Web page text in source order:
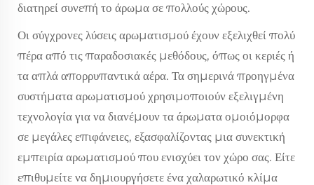
διατηρεί συνεπή το άρωμα σε πολλούς χώρους.
Οι σύγχρονες λύσεις αρωματισμού έχουν εξελιχθεί πολύ
πέρα από τις παραδοσιακές μεθόδους, όπως οι κεριές ή
τα απλά απορρυπαντικά αέρα. Τα σημερινά προηγμένα
συστήματα αρωματισμού χρησιμοποιούν εξελιγμένη
τεχνολογία για να διανέμουν τα άρωματα ομοιόμορφα
σε μεγάλες επιφάνειες, εξασφαλίζοντας μια συνεκτική
εμπειρία αρωματισμού που ενισχύει τον χώρο σας. Είτε
επιθυμείτε να δημιουργήσετε ένα χαλαρωτικό κλίμα